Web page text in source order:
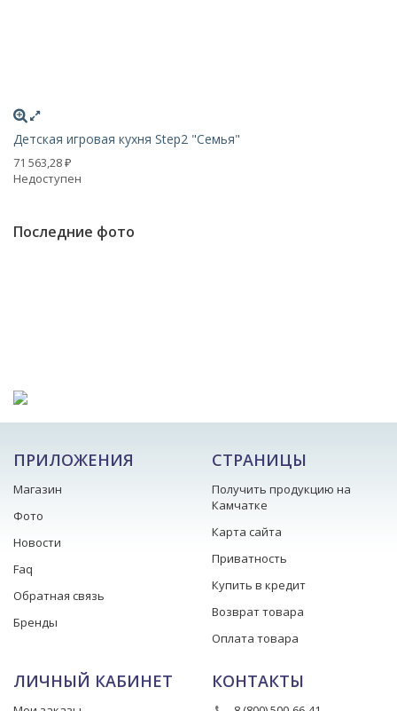
Детская игровая кухня Step2 "Семья"
71 563,28 ₽
Недоступен
Последние фото
ПРИЛОЖЕНИЯ
Магазин
Фото
Новости
Faq
Обратная связь
Бренды
СТРАНИЦЫ
Получить продукцию на
Камчатке
Карта сайта
Приватность
Купить в кредит
Возврат товара
Оплата товара
ЛИЧНЫЙ КАБИНЕТ КОНТАКТЫ